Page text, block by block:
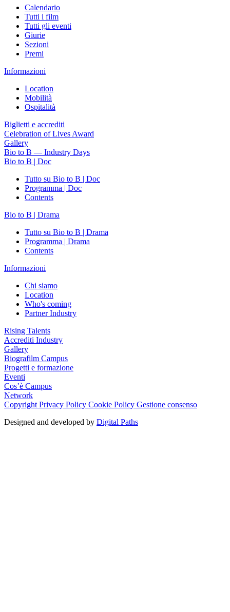
Calendario
Tutti i film
Tutti gli eventi
Giurie
Sezioni
Premi
Informazioni
Location
Mobilità
Ospitalità
Biglietti e accrediti
Celebration of Lives Award
Gallery
Bio to B — Industry Days
Bio to B | Doc
Tutto su Bio to B | Doc
Programma | Doc
Contents
Bio to B | Drama
Tutto su Bio to B | Drama
Programma | Drama
Contents
Informazioni
Chi siamo
Location
Who's coming
Partner Industry
Rising Talents
Accrediti Industry
Gallery
Biografilm Campus
Progetti e formazione
Eventi
Cos’è Campus
Network
Copyright Privacy Policy Cookie Policy Gestione consenso
Designed and developed by Digital Paths